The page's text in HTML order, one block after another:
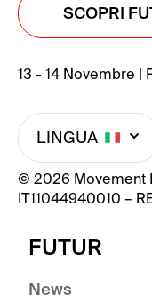
SCOPRI
13 - 14 Novembre |
LINGUA
© 2026 Movement
IT11044940010 –
FUTUR
News